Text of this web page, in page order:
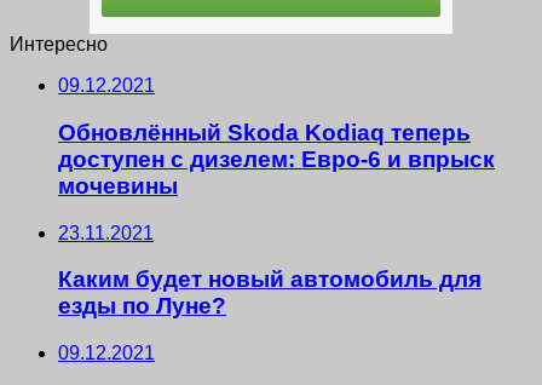
Интересно
09.12.2021
Обновлённый Skoda Kodiaq теперь
доступен с дизелем: Евро-6 и впрыск
мочевины
23.11.2021
Каким будет новый автомобиль для
езды по Луне?
09.12.2021